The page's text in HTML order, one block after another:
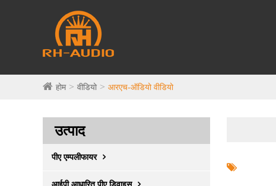
होम वीडियो आरएच-ऑडियो वीडियो
उत्पाद
पीए एम्पलीफायर